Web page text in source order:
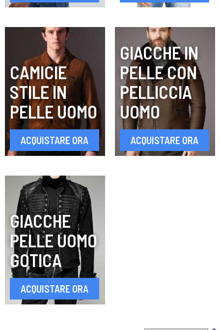
CAMICIE
STILE IN
PELLE UOMO
ACQUISTARE ORA
GIACCHE IN
PELLE CON
PELLICCIA
UOMO
ACQUISTARE ORA
GIACCHE
PELLE UOMO
GOTICA
ACQUISTARE ORA